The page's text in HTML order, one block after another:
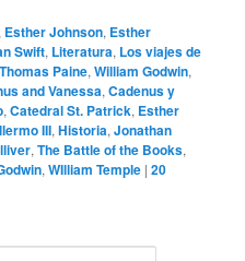
, Esther Johnson, Esther
Swift, Literatura, Los viajes de
Thomas Paine,William Godwin,
and Vanessa,Cadenus y
,Catedral St. Patrick, Esther
III,Historia,Jonathan
,The Battle of the Books,
,WIlliam Temple |20